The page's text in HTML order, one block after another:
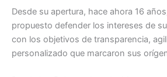
Desde su apertura, hace ahora 16
propuesto defender los intereses de
con los objetivos de transparencia,
personalizado que marcaron sus